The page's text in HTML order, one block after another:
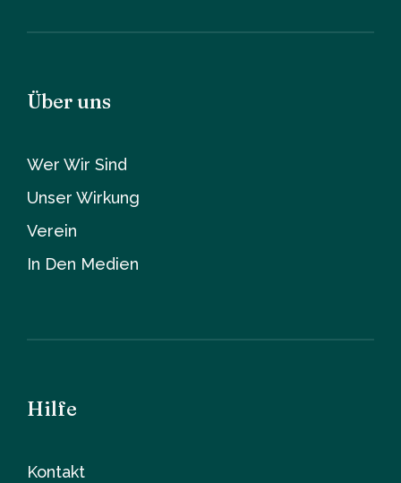
Über uns
Wer Wir Sind
Unser Wirkung
Verein
In Den Medien
Hilfe
Kontakt